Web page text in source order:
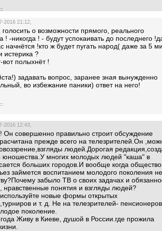
2016 21:12,
голосить о возможности прямого, реального
! -никогда ! - будут успокаивать до последнего
начнётся !кто ж будет пугать народ( даже за 5
истерика ?
вот полыхнёт !
задавать вопрос, заранее зная вынужденно
во избежание паники) ответ на него!
2016 12:43,
совершенно правильно строит обсуждение
прежде всего на телезрителей.Он
людей.Дорогая
юношества.У многих молодых людей "каша" в
больших городов.И вообще когда общество,
займется воспитанием молодого поколения
забыло ТВ о своих задачах и
нравственные понятия и взгляды людей?
новые формы открытых
и т. д. Не на телезрителей- пенсионеров
поколение.
Живу в Киеве, душой в России.где прожила